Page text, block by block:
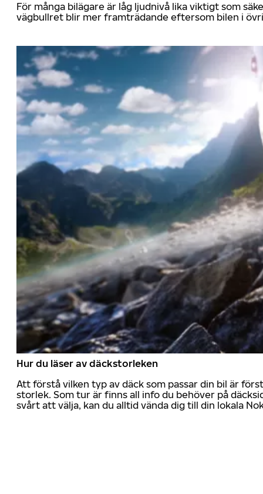
För många bilägare är låg ljudnivå lika viktigt som
vägbullret blir mer framträdande eftersom bilen i
Hur du läser av däckstorleken
Att förstå vilken typ av däck som passar din bil är
storlek. Som tur är finns all info du behöver på
svårt att välja, kan du alltid vända dig till din lokala